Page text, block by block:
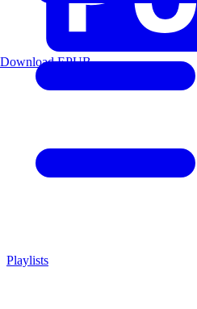
Playlists
Download EPUB